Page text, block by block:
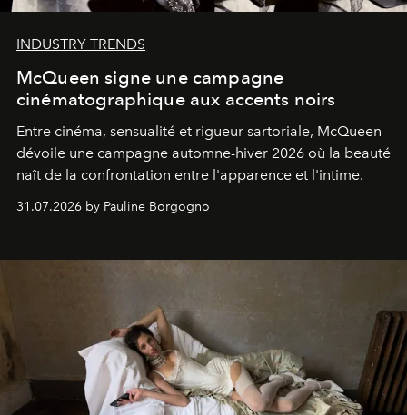
INDUSTRY TRENDS
McQueen signe une campagne
cinématographique aux accents noirs
Entre cinéma, sensualité et rigueur sartoriale, McQueen
dévoile une campagne automne-hiver 2026 où la beauté
naît de la confrontation entre l'apparence et l'intime.
31.07.2026 by Pauline Borgogno